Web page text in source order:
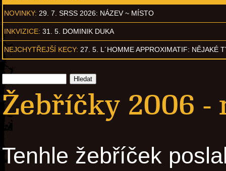
NOVINKY: 29. 7. SRSS 2026: NÁZEV ~ MÍSTO
INKVIZICE: 31. 5. DOMINIK DUKA
NEJCHYTŘEJŠÍ KECY: 27. 5. L´HOMME APPROXIMATIF: NĚJAKÉ
Žebříčky 2006 -
Tenhle žebříček